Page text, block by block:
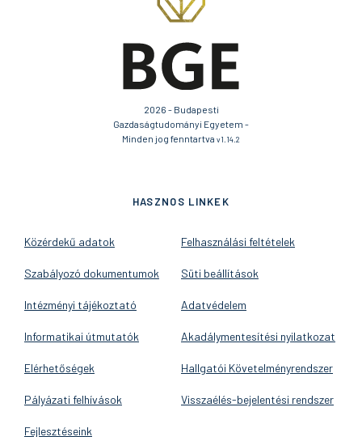
2026 - Budapesti
Gazdaságtudományi Egyetem -
Minden jog fenntartva v1.14.2
HASZNOS LINKEK
Közérdekű adatok
Szabályozó dokumentumok
Intézményi tájékoztató
Informatikai útmutatók
Elérhetőségek
Pályázati felhívások
Fejlesztéseink
Felhasználási feltételek
Süti beállítások
Adatvédelem
Akadálymentesítési nyilatkozat
Hallgatói Követelményrendszer
Visszaélés-bejelentési rendszer